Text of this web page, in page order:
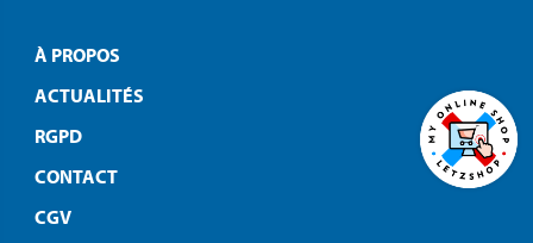
À PROPOS
ACTUALITÉS
RGPD
CONTACT
CGV